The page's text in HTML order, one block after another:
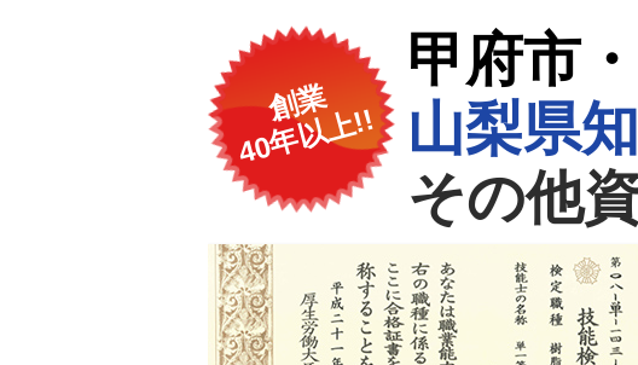
甲府市
山梨県
その他
創業
40年以上!!